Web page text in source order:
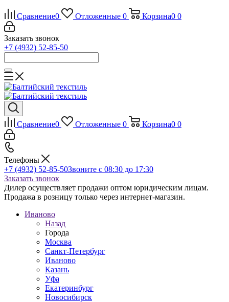
Сравнение0 Отложенные 0 Корзина0 0
Заказать звонок
+7 (4932) 52-85-50
Сравнение0 Отложенные 0 Корзина0 0
Телефоны
+7 (4932) 52-85-50Звоните с 08:30 до 17:30
Заказать звонок
Дилер осуществляет продажи оптом юридическим лицам.
Продажа в розницу только через интернет-магазин.
Иваново
Назад
Города
Москва
Санкт-Петербург
Иваново
Казань
Уфа
Екатеринбург
Новосибирск